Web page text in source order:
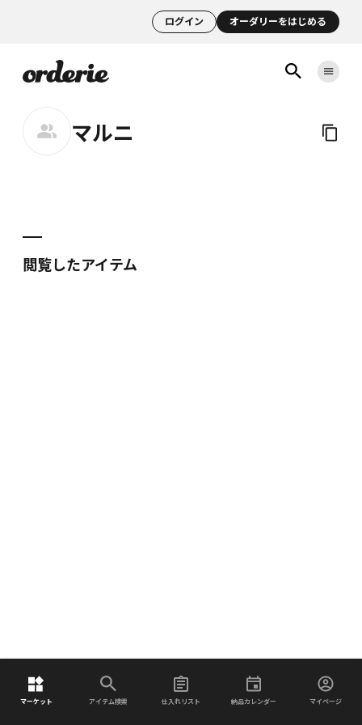
ログイン オーダリーをはじめる
マーケット アイテム検索 仕入れリスト 納品カレンダー マイページ
マルニ
閲覧したアイテム